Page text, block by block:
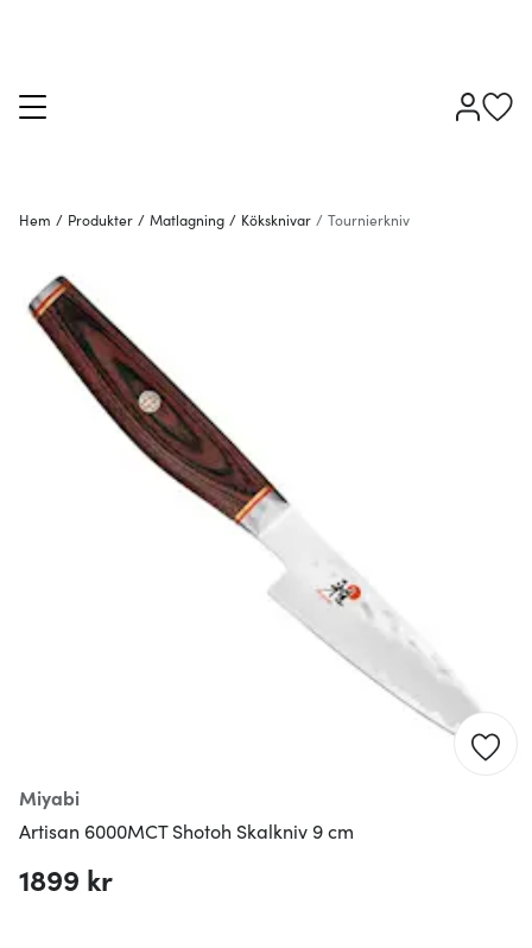
Hem / Produkter / Matlagning / Köksknivar / Tournierkniv
Miyabi
Artisan 6000MCT Shotoh Skalkniv 9 cm
1899 kr